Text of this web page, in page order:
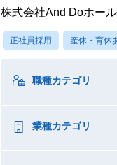
株式会社And Doホー
正社員採用 産休・育休
職種カテゴリ
業種カテゴリ